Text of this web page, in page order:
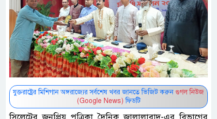
যুক্তরাষ্ট্রের মিশিগান অঙ্গরাজ্যের সর্বশেষ খবর জানতে ভিজিট করুন গুগল নিউজ
(Google News) ফিডটি